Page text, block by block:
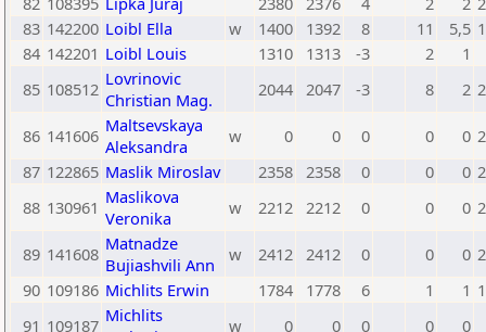
83 142200 Loibl Ella w 1400 1392 8 11 5,5
84 142201 Loibl Louis 1310 1313 -3 2
1
85 108512 Lovrinovic
Christian Mag.
2044 2047 -3 8 2
86 141606 Maltsevskaya
Aleksandra
w 0 0 0 0 0
87 122865 Maslik Miroslav 2358 2358 0 0 0
88 130961 Maslikova
Veronika
w 2212 2212 0 0 0
89 141608 Matnadze
Bujiashvili Ann
w 2412 2412 0 0 0
90 109186 Michlits Erwin 1784 1778 6 1 1
91 109187 Michlits
w 0 0 0 0 0